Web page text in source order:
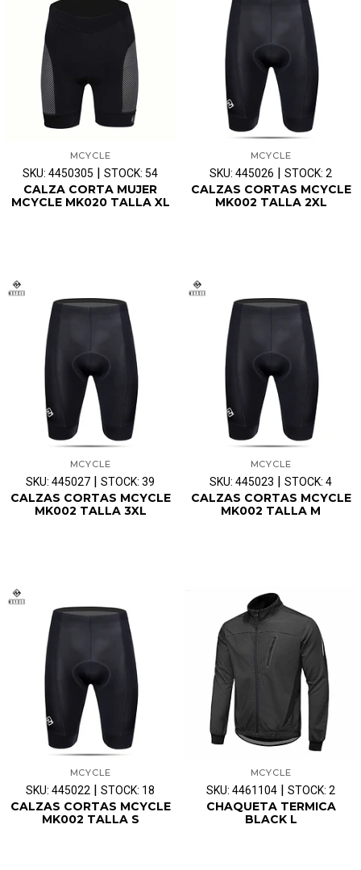
MCYCLE
SKU: 4450305 | STOCK: 54
CALZA CORTA MUJER
MCYCLE MK020 TALLA XL
MCYCLE
SKU: 445026 | STOCK: 2
CALZAS CORTAS MCYCLE
MK002 TALLA 2XL
MCYCLE
SKU: 445027 | STOCK: 39
CALZAS CORTAS MCYCLE
MK002 TALLA 3XL
MCYCLE
SKU: 445023 | STOCK: 4
CALZAS CORTAS MCYCLE
MK002 TALLA M
MCYCLE
SKU: 445022 | STOCK: 18
CALZAS CORTAS MCYCLE
MK002 TALLA S
MCYCLE
SKU: 4461104 | STOCK: 2
CHAQUETA TERMICA
BLACK L